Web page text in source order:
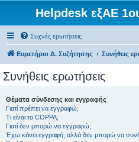
Helpdesk εξΑΕ
Συχνές ερωτήσεις
Ευρετήριο Δ. Συζήτησης Συνήθεις
Συνήθεις ερωτήσεις
Θέματα σύνδεσης και εγγραφής
Γιατί πρέπει να εγγραφώ;
Τι είναι το COPPA;
Γιατί δεν μπορώ να εγγραφώ;
Έχω κάνει εγγραφή, αλλά δεν μπορώ να